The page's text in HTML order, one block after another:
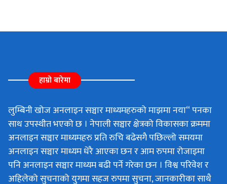
हाम्रो बारेमा
लुम्बिनी खोज अनलाइन सञ्चार माध्यमहरुको माझमा नया“ पनका
साथ उपस्थीत भएको छ । नेपाली सञ्चार क्षेत्रको विकासका क्रममा
अनलाइन सञ्चार माध्यमहरु प्रति रुचि बढेसगै पछिल्लो समयमा
अनलाइन सञ्चार माध्यम धेरै आएका छन र आम रुपमा रोजाइमा
पनि अनलाइन सञ्चार माध्यम बढी पर्ने गरेका छन । विश्व परिवेश र
अहिलेको सुचनाको युगमा सहज रुपमा सुचना, जानकारीका साथै